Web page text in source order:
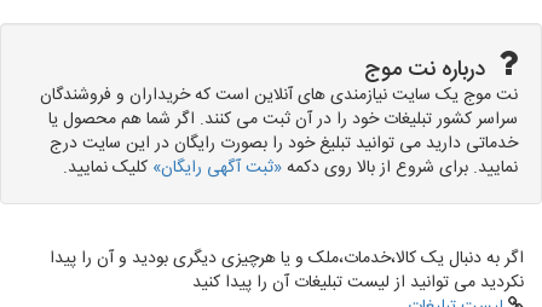
درباره نت موج
نت موج یک سایت نیازمندی های آنلاین است که خریداران و فروشندگان
سراسر کشور تبلیغات خود را در آن ثبت می کنند. اگر شما هم محصول یا
خدماتی دارید می توانید تبلیغ خود را بصورت رایگان در این سایت درج
نمایید. برای شروع از بالا روی دکمه«ثبت آگهی رایگان» کلیک نمایید.
اگر به دنبال یک کالا،خدمات،ملک و یا هرچیزی دیگری بودید و آن را پیدا
نکردید می توانید از لیست تبلیغات آن را پیدا کنید